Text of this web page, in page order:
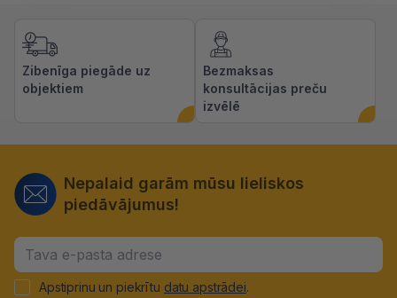
Zibenīga piegāde uz
objektiem
Bezmaksas
konsultācijas preču
izvēlē
Nepalaid garām mūsu lieliskos
piedāvājumus!
Apstiprinu un piekrītu datu apstrādei.